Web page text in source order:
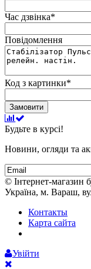
Час дзвінка*
Повідомлення
Код з картинки*
Замовити
Будьте в курсі!
Новини, огляди та
© Інтернет-магазин
Україна, м. Вараш,
Контакты
Карта сайта
Увійти